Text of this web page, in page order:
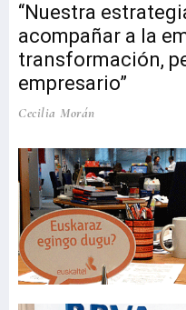
“Nuestra
acompañar a la
transformación,
empresario”
Cecilia Morán